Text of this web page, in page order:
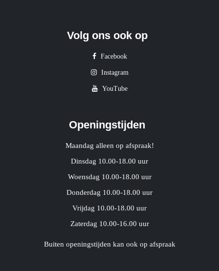
Volg ons ook op
Facebook
Instagram
YouTube
Openingstijden
Maandag alleen op afspraak!
Dinsdag 10.00-18.00 uur
Woensdag 10.00-18.00 uur
Donderdag 10.00-18.00 uur
Vrijdag 10.00-18.00 uur
Zaterdag 10.00-16.00 uur
Buiten openingstijden kan ook op afspraak